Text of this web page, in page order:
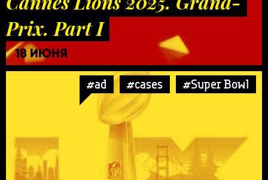
Prix. Part I
18 ИЮНЯ
#ad #cases #Super Bowl